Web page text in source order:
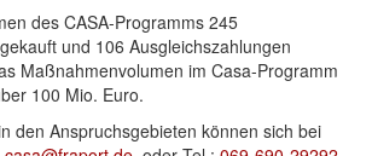
des CASA-Programms 245
und 106 Ausgleichszahlungen
Maßnahmenvolumen im Casa-Programm
100 Mio. Euro.
den Anspruchsgebieten können sich bei